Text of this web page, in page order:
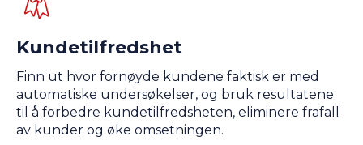
Kundetilfredshet
Finn ut hvor fornøyde kundene faktisk er med
automatiske undersøkelser, og bruk resultatene
til å forbedre kundetilfredsheten, eliminere frafall
av kunder og øke omsetningen.